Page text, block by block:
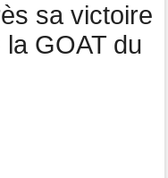
sa victoire
la GOAT du